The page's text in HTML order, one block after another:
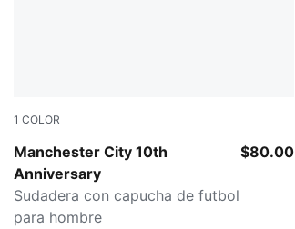
1 COLOR
Manchester City 10th
Anniversary
Puma Black-Puma White
Sudadera con capucha de futbol
para hombre
$80.00